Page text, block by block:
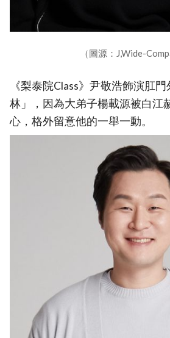
（圖源：J,Wide-
《梨泰院Class》尹敬浩飾演肛
林」，因為大弟子楊載源被白江
心，格外留意他的一舉一動。